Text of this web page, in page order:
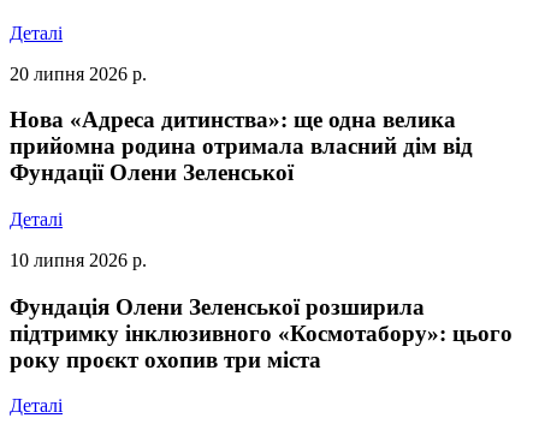
Деталі
20 липня 2026 р.
Нова «Адреса дитинства»: ще одна велика
прийомна родина отримала власний дім від
Фундації Олени Зеленської
Деталі
10 липня 2026 р.
Фундація Олени Зеленської розширила
підтримку інклюзивного «Космотабору»: цього
року проєкт охопив три міста
Деталі